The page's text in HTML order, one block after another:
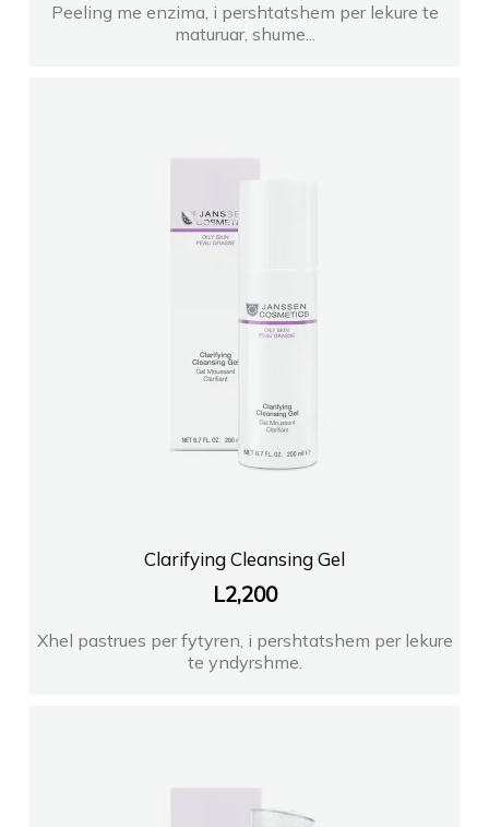
Peeling me enzima, i pershtatshem per lekure te
maturuar, shume...
Clarifying Cleansing Gel
L2,200
Xhel pastrues per fytyren, i pershtatshem per lekure
te yndyrshme.